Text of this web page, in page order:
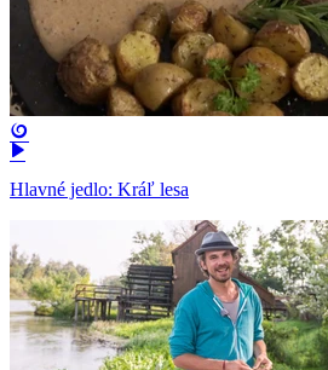
Hlavné jedlo: Kráľ lesa